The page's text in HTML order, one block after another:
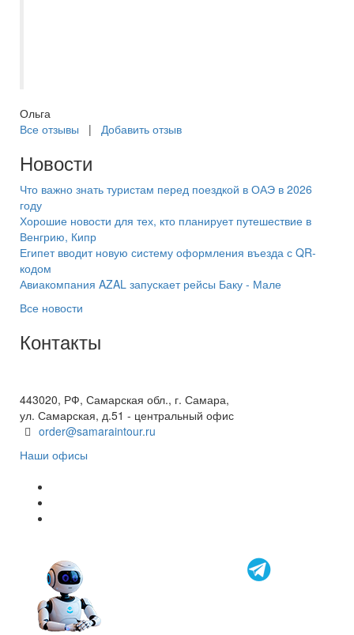
Ольга
Все отзывы | Добавить отзыв
Новости
Что важно знать туристам перед поездкой в ОАЭ в 2026
году
Хорошие новости для тех, кто планирует путешествие в
Венгрию, Кипр
Египет вводит новую систему оформления въезда с QR-
кодом
Авиакомпания AZAL запускает рейсы Баку - Мале
Все новости
Контакты
443020, РФ, Самарская обл., г. Самара,
ул. Самарская, д.51 - центральный офис
order@samaraintour.ru
Наши офисы